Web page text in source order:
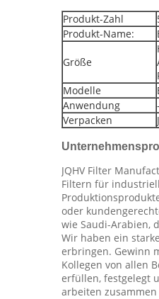
Produkt-Zahl
Produkt-Name:
Größe
Modelle
Anwendung
Verpacken
JQHV Filter
Filtern für
oder
wie Saudi-Arabien,
Wir haben ein
erbringen. Gewinn
Kollegen von allen
erfüllen, festgelegt
arbeiten